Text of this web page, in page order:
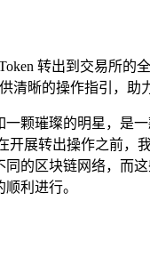
转出到交易所的
清晰的操作指引，
颗璀璨的明星，是
展转出操作之前，
的区块链网络，
利进行。